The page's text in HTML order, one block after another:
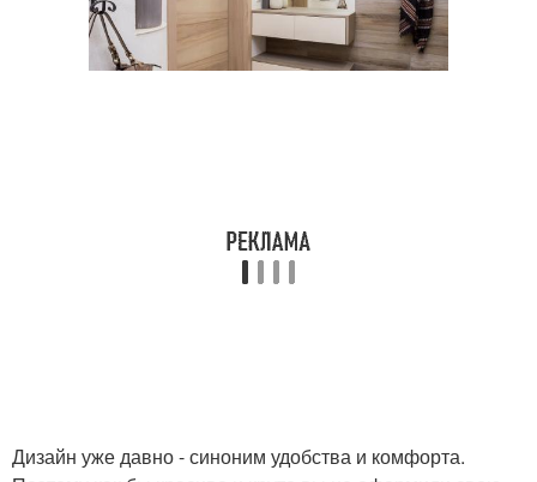
Дизайн уже давно - синоним удобства и комфорта.